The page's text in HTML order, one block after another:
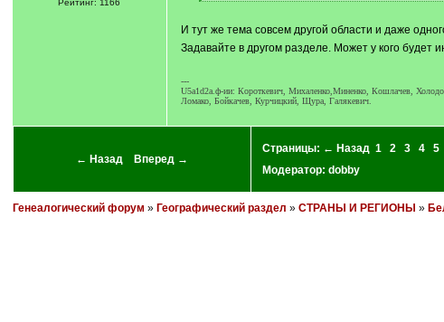
Рейтинг: 1166
]
И тут же тема совсем другой области и даже
Задавайте в другом разделе. Может у кого будет
---
U5a1d2a.ф-ии: Короткевич, Михаленко,Миненко, Кошлачев,
Ломако, Бойкачев, Курчицкий, Щура, Галякевич.
← Назад Вперед →
Страницы: ← Назад 1 2 3 4 5
Модератор: dobby
Генеалогический форум » Географический раздел » СТРАНЫ И РЕГИОНЫ »